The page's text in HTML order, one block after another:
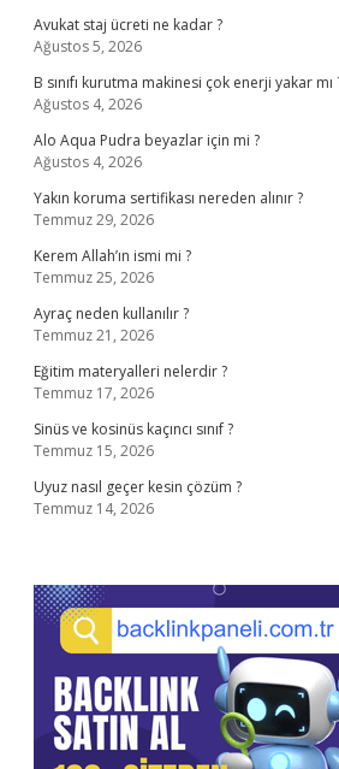
Avukat staj ücreti ne kadar ?
Ağustos 5, 2026
B sınıfı kurutma makinesi çok enerji yakar mı
Ağustos 4, 2026
Alo Aqua Pudra beyazlar için mi ?
Ağustos 4, 2026
Yakın koruma sertifikası nereden alınır ?
Temmuz 29, 2026
Kerem Allah’ın ismi mi ?
Temmuz 25, 2026
Ayraç neden kullanılır ?
Temmuz 21, 2026
Eğitim materyalleri nelerdir ?
Temmuz 17, 2026
Sinüs ve kosinüs kaçıncı sınıf ?
Temmuz 15, 2026
Uyuz nasıl geçer kesin çözüm ?
Temmuz 14, 2026